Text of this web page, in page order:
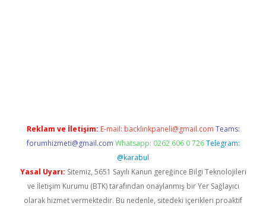
Reklam ve İletişim: E-mail: backlinkpaneli@gmail.com Teams:
forumhizmeti@gmail.com Whatsapp: 0262 606 0 726 Telegram:
@karabul
Yasal Uyarı: Sitemiz, 5651 Sayılı Kanun gereğince Bilgi Teknolojileri
ve İletişim Kurumu (BTK) tarafından onaylanmış bir Yer Sağlayıcı
olarak hizmet vermektedir. Bu nedenle, sitedeki içerikleri proaktif